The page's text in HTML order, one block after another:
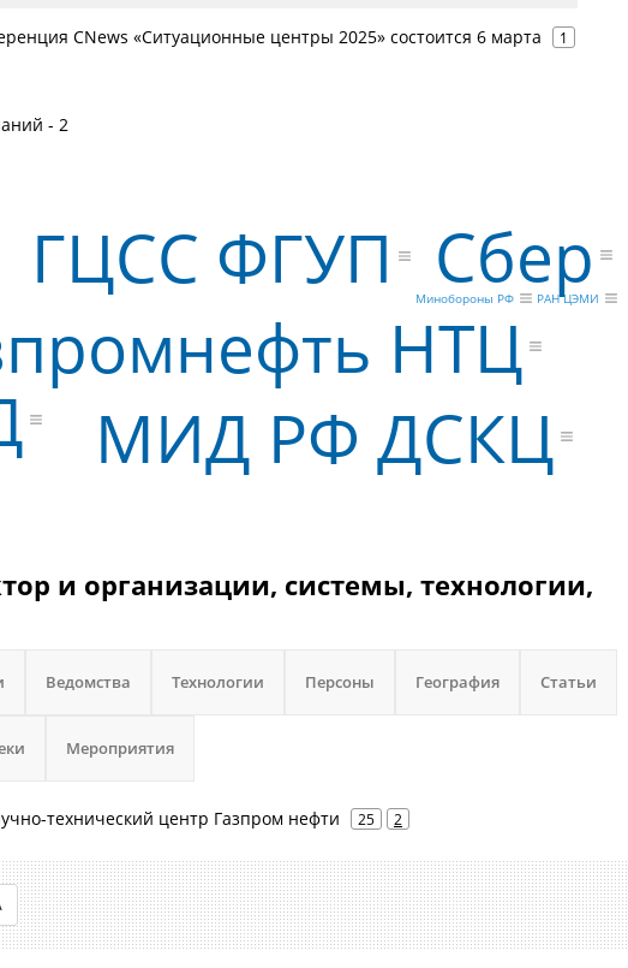
CNews «Ситуационные центры 2025» состоится 6 марта 1
- 2
НТЦ
Сбер
ГЦСС ФГУП
МИД РФ ДСКЦ
Минобороны РФ РАН ЦЭМИ
и организации, системы, технологии,
Ведомства Технологии Персоны География Статьи
Мероприятия
технический центр Газпром нефти 25 2